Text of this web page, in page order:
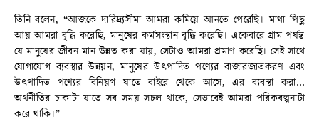
তিনি বলেন, “আজকে দারিদ্র্যসীমা আমরা কমিয়ে আনতে পেরেছি। মাথা পিছু
আয় আমরা বৃদ্ধি করেছি, মানুষের কর্মসংস্থান বৃদ্ধি করেছি। একেবারে গ্রাম পর্যন্ত
যে মানুষের জীবন মান উন্নত করা যায়, সেটাও আমরা প্রমাণ করেছি। সেই সাথে
যোগাযোগ ব্যবস্থার উন্নয়ন, মানুষের উৎপাদিত পণ্যের বাজারজাতকরণ এবং
উৎপাদিত পণ্যের বিনিয়গ যাতে বাইরে থেকে আসে, এর ব্যবস্থা করা…
অর্থনীতির চাকাটা যাতে সব সময় সচল থাকে, সেভাবেই আমরা পরিকবল্পনাটা
করে থাকি।”